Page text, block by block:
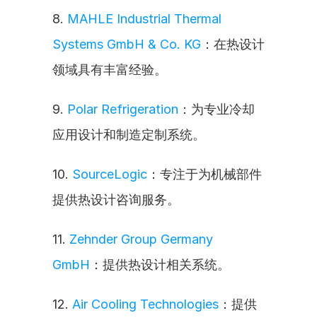
8. MAHLE Industrial Thermal
Systems GmbH & Co. KG ：在热设计
领域具有丰富经验。
9. Polar Refrigeration ：为专业冷却
应用设计和制造定制系统。
10. SourceLogic ：专注于为机械部件
提供热设计咨询服务。
11. Zehnder Group Germany
GmbH ：提供热设计相关系统。
12. Air Cooling Technologies ：提供